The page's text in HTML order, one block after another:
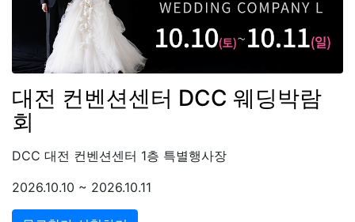
대전 컨벤션센터 DCC 웨딩박람
회
DCC 대전 컨벤션센터 1층 특별행사장
2026.10.10 ~ 2026.10.11